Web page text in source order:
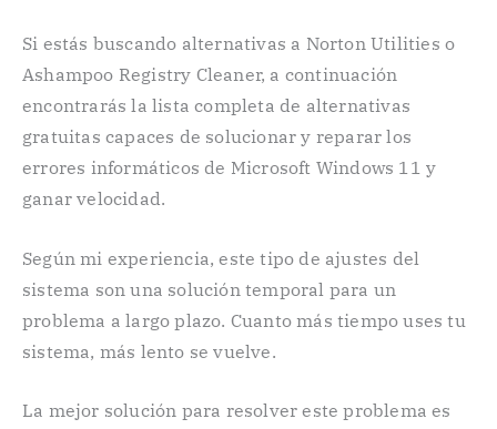
Si estás buscando alternativas a Norton Utilities o
Ashampoo Registry Cleaner, a continuación
encontrarás la lista completa de alternativas
gratuitas capaces de solucionar y reparar los
errores informáticos de Microsoft Windows 11 y
ganar velocidad.
Según mi experiencia, este tipo de ajustes del
sistema son una solución temporal para un
problema a largo plazo. Cuanto más tiempo uses tu
sistema, más lento se vuelve.
La mejor solución para resolver este problema es